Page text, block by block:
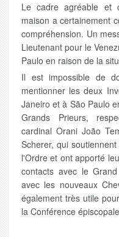
Le cadre agréable et
maison a certainement
compréhension. Un
Lieutenant pour le
Paulo en raison de la
Il est impossible de
mentionner les deux
Janeiro et à São Paulo
Grands Prieurs,
cardinal Orani João
Scherer, qui
l'Ordre et ont apporté
contacts avec le
avec les nouveaux
également très utile
la Conférence